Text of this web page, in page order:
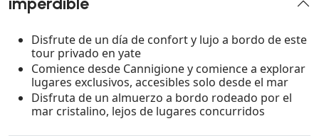
Disfrute de un día de confort y lujo a bordo de este
tour privado en yate
Comience desde Cannigione y comience a explorar
lugares exclusivos, accesibles solo desde el mar
Disfruta de un almuerzo a bordo rodeado por el
mar cristalino, lejos de lugares concurridos